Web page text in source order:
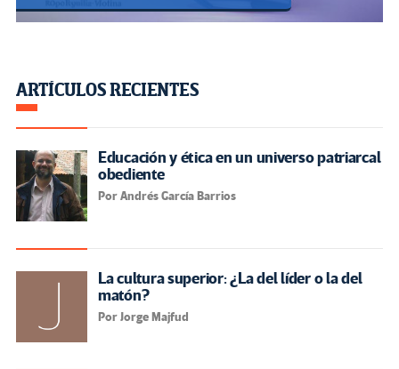
ARTÍCULOS RECIENTES
Educación y ética en un universo patriarcal
obediente
Por Andrés García Barrios
La cultura superior: ¿La del líder o la del
matón?
Por Jorge Majfud